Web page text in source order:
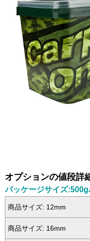
オプションの値段詳
パッケージサイズ:500g
商品サイズ: 12mm
商品サイズ: 16mm